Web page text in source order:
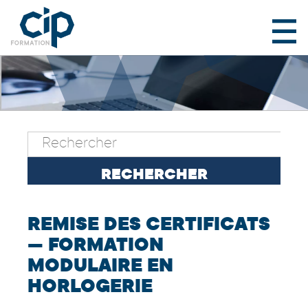
REMISE DES CERTIFICATS
— FORMATION
MODULAIRE EN
HORLOGERIE